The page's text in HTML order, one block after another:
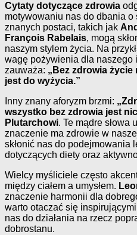
Cytaty dotyczące zdrowia
motywowaniu nas do dbania
znanych postaci, takich jak
François Rabelais, mogą
naszym stylem życia. Na
wagę pożywienia dla naszego
zauważa: „Bez zdrowia
jest do wyżycia.”
Inny znany aforyzm brzmi:
wszystko bez zdrowia jest
Plutarchowi. Te mądre słowa
znaczenie ma zdrowie w
skłonić nas do podejmowania
dotyczących diety oraz
Wielcy myśliciele często
między ciałem a umysłem.
znaczenie harmonii dla
warto otaczać się
nas do działania na rzecz
dobrostanu.